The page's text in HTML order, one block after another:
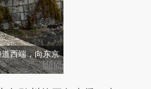
西端，向东京